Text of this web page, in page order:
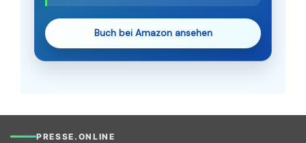
Buch bei Amazon ansehen
PRESSE.ONLINE